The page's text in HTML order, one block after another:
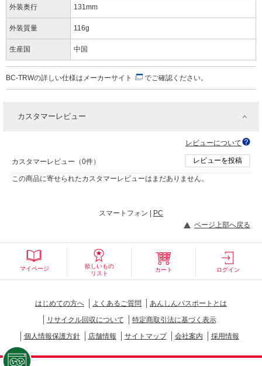
外装奥行 131mm
外装質量 116g
生産国 中国
BC-TRWの詳しい仕様は メーカーサイト でご確認ください。
カスタマーレビュー
レビューについて
カスタマーレビュー（0件） レビューを投稿
この商品に寄せられたカスタマーレビューはまだありません。
スマートフォン |
PC
ページ上部へ戻る
マイページ
欲しいもの
リスト
カート ログイン
はじめての方へ よくあるご質問
あんしんパスポートとは
リサイクル回収について
特定商取引法に基づく表示
個人情報保護方針
店舗情報 サイトマップ 会社案内 採用情報